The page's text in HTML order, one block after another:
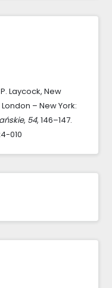
Laycock, New
– New York:
, 54, 146–147.
010